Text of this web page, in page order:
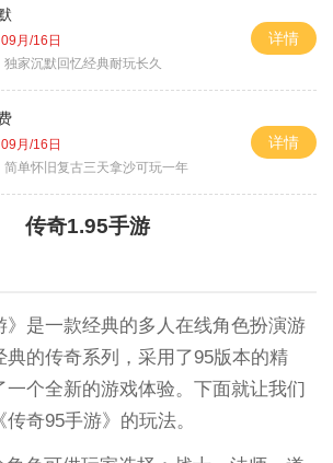
09月/16日
独家沉默回忆经典耐玩长久
详情
09月/16日
简单怀旧复古三天拿沙可玩一年
详情
传奇1.95手游
》是一款经典的多人在线角色扮演游
典的传奇系列，采用了95版本的精
一个全新的游戏体验。下面就让我们
奇95手游》的玩法。